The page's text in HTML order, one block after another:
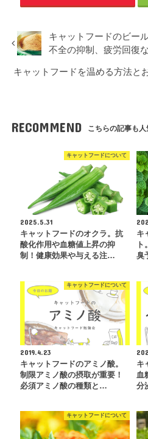
キャットフードのビー
不全の抑制、疲労回復
キャットフードを温める方法と
RECOMMEND こちらの記事も人
キャットフードについて
2025.5.31
キャットフードのオクラ。抗
酸化作用や血糖値上昇の抑
制！健康効果や与える注…
キ
臭
キャットフードについて
2019.4.23
キャットフードのアミノ酸。
制限アミノ酸の摂取が重要！
必須アミノ酸の種類と…
キ
血
分
キャットフードについて